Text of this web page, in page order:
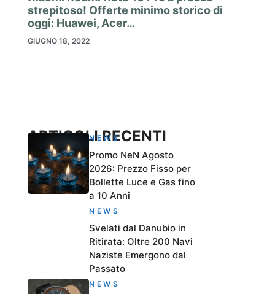
strepitoso! Offerte minimo storico di
oggi: Huawei, Acer…
GIUGNO 18, 2022
ARTICOLI RECENTI
NEWS
Promo NeN Agosto
2026: Prezzo Fisso per
Bollette Luce e Gas fino
a 10 Anni
NEWS
Svelati dal Danubio in
Ritirata: Oltre 200 Navi
Naziste Emergono dal
Passato
NEWS